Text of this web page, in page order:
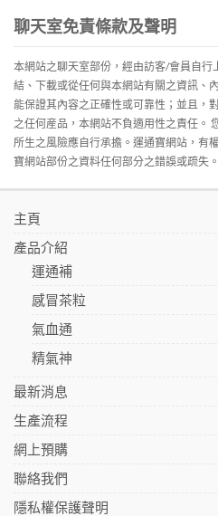
聊天室免責條款及聲明
本網站之聊天室部份，經由訪客/會員自
結、下載或從任何與本網站有關之資訊、
能保證其內容之正確性或可靠性；並且，
之任何産品，本網站不負適用性之責任。
所生之風險應自行承擔。運通寶網站，有
寶網站部份之資料任何部分之錯誤或疏失。
主頁
產品介紹
運通補
感冒茶粒
氣血通
精氣神
最新消息
生產流程
網上預購
聯絡我們
隱私權保護聲明